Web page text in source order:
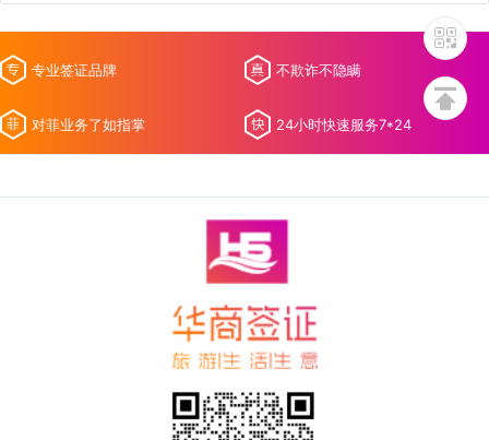
专业签证品牌 不欺诈不隐瞒
对菲业务了如指掌 24小时快速服务7*24